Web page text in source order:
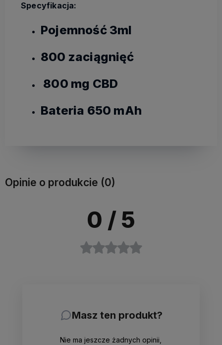
Specyfikacja:
Pojemność 3ml
800 zaciągnięć
800 mg CBD
Bateria 650 mAh
Opinie o produkcie (0)
0 / 5
Masz ten produkt?
Nie ma jeszcze żadnych opinii,